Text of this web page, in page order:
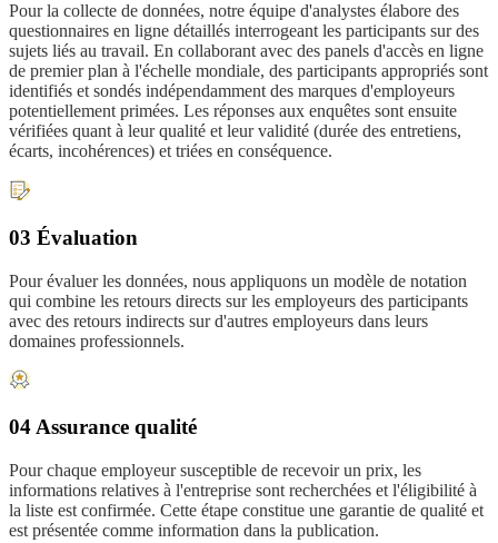
Pour la collecte de données, notre équipe d'analystes élabore des
questionnaires en ligne détaillés interrogeant les participants sur des
sujets liés au travail. En collaborant avec des panels d'accès en ligne
de premier plan à l'échelle mondiale, des participants appropriés sont
identifiés et sondés indépendamment des marques d'employeurs
potentiellement primées. Les réponses aux enquêtes sont ensuite
vérifiées quant à leur qualité et leur validité (durée des entretiens,
écarts, incohérences) et triées en conséquence.
03 Évaluation
Pour évaluer les données, nous appliquons un modèle de notation
qui combine les retours directs sur les employeurs des participants
avec des retours indirects sur d'autres employeurs dans leurs
domaines professionnels.
04 Assurance qualité
Pour chaque employeur susceptible de recevoir un prix, les
informations relatives à l'entreprise sont recherchées et l'éligibilité à
la liste est confirmée. Cette étape constitue une garantie de qualité et
est présentée comme information dans la publication.